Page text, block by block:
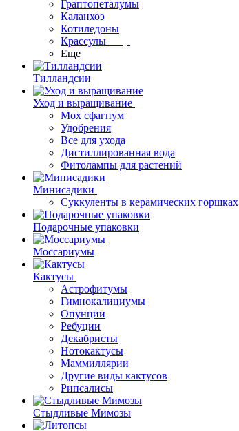
Граптопеталумы
Каланхоэ
Котиледоны
Крассулы
Еще
Тилландсии
Уход и выращивание
Мох сфагнум
Удобрения
Все для ухода
Дистиллированная вода
Фитолампы для растений
Минисадики
Суккуленты в керамических горшках
Подарочные упаковки
Моссариумы
Кактусы
Астрофитумы
Гимнокалициумы
Опунции
Ребуции
Декабристы
Нотокактусы
Маммиллярии
Другие виды кактусов
Рипсалисы
Стыдливые Мимозы